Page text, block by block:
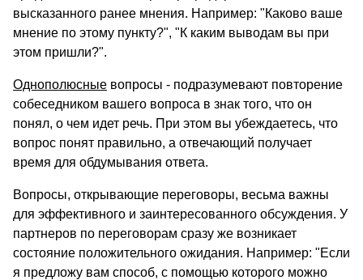
высказанного ранее мнения. Например: "Каково ваше
мнение по этому пункту?", "К каким выводам вы при
этом пришли?".
Однополюсные вопросы - подразумевают повторение
собеседником вашего вопроса в знак того, что он
понял, о чем идет речь. При этом вы убеждаетесь, что
вопрос понят правильно, а отвечающий получает
время для обдумывания ответа.
Вопросы, открывающие переговоры, весьма важны
для эффективного и заинтересованного обсуждения. У
партнеров по переговорам сразу же возникает
состояние положительного ожидания. Например: "Если
я предложу вам способ, с помощью которого можно